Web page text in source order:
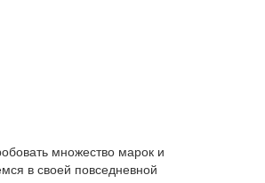
множество марок и
в своей повседневной